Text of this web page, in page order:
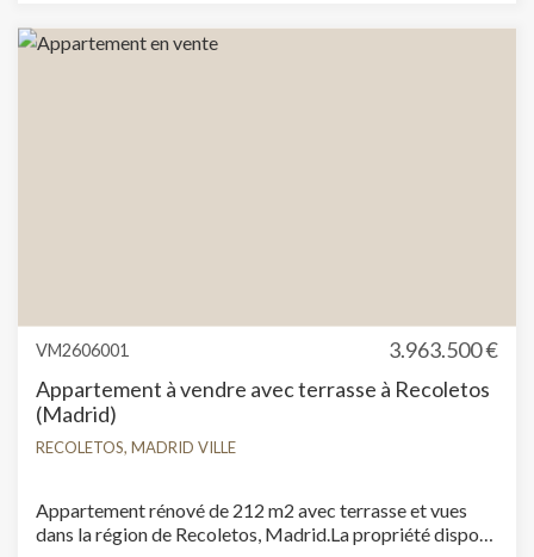
VM2606001
3.963.500 €
Appartement à vendre avec terrasse à Recoletos
(Madrid)
RECOLETOS, MADRID VILLE
Appartement rénové de 212 m2 avec terrasse et vues
dans la région de Recoletos, Madrid.La propriété dispose